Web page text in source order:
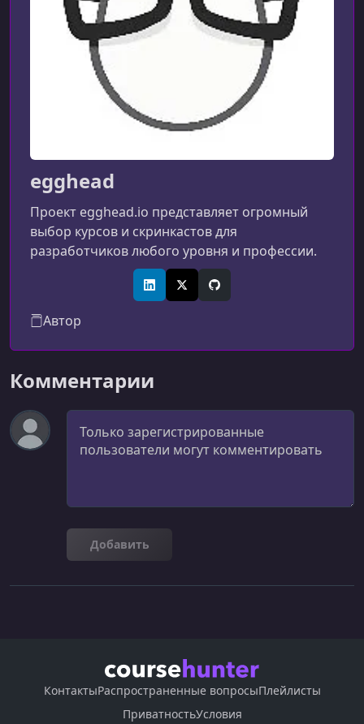
Write Transitions with React Transition Group using JSS
Use React Transition Group alongside the Styled
Components library
egghead
Проект egghead.io представляет огромный
выбор курсов и скринкастов для
разработчиков любого уровня и профессии.
LinkedInX (Twitter)GitHub
Автор
Комментарии
Комментарий
Добавить
КонтактыРаспространенные вопросыПлейлисты
ПриватностьУсловия